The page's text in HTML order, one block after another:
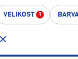
VELIKOST 1